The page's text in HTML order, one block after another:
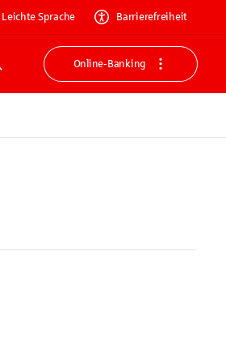
Leichte Sprache Barrierefreiheit
Suche
Online-Banking